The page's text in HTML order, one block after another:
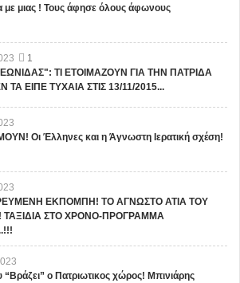
με μιας ! Τους άφησε όλους άφωνους
1
ΤΙ ΕΤΟΙΜΑΖΟΥΝ ΓΙΑ ΤΗΝ ΠΑΤΡΙΔΑ
ΤΑ ΕΙΠΕ ΤΥΧΑΙΑ ΣΤΙΣ 13/11/2015...
Οι Έλληνες και η Άγνωστη Ιερατική σχέση!
ΕΚΠΟΜΠΗ! ΤΟ ΑΓΝΩΣΤΟ ΑΤΙΑ ΤΟΥ
ΤΑΞΙΔΙΑ ΣΤΟ ΧΡΟΝΟ-ΠΡΟΓΡΑΜΜΑ
“Βράζει” ο Πατριωτικος χώρος! Μπινιάρης